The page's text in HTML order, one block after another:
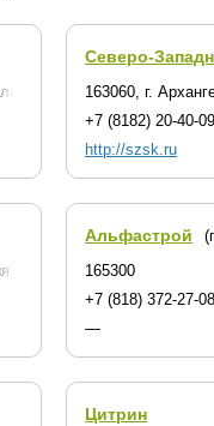
Северо-
163060, г.
+7 (8182) 20-40-
http://szsk.ru
Механического завода
Альфастрой
165300
+7 (818) 372-27-08
—
Цитрин